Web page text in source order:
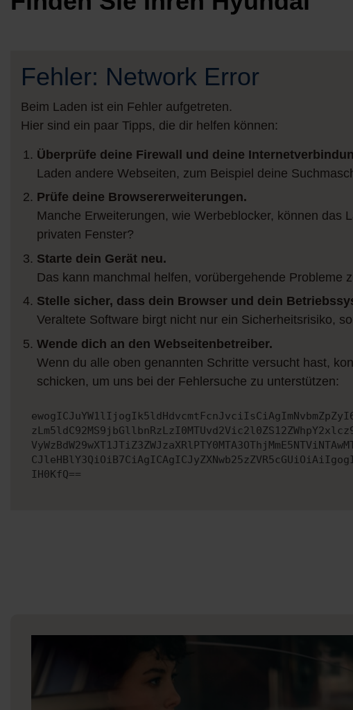
Beitrag lesen
Fehler: Network Error
Beim Laden ist ein Fehler aufgetreten.
Hier sind ein paar Tipps, die dir helfen können:
Überprüfe deine Firewall und deine
Laden andere Webseiten, zum Beispiel deine
Prüfe deine Browsererweiterungen.
Manche Erweiterungen, wie Werbeblocker, können das
privaten Fenster?
Starte dein Gerät neu.
Das kann manchmal helfen, vorübergehende Probleme
Stelle sicher, dass dein Browser und dein
Veraltete Software birgt nicht nur ein Sicherheitsrisiko,
Wende dich an den Webseitenbetreiber.
Wenn du alle oben genannten Schritte versucht hast,
schicken, um uns bei der Fehlersuche zu unterstützen:
IH0KfQ==